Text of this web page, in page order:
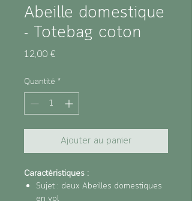
Abeille domestique
- Totebag coton
12,00 €Prix
Quantité *
Ajouter au panier
Caractéristiques :
Sujet : deux Abeilles domestiques
en vol